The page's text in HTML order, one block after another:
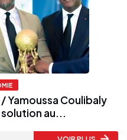
Yamoussa Coulibaly
solution au...